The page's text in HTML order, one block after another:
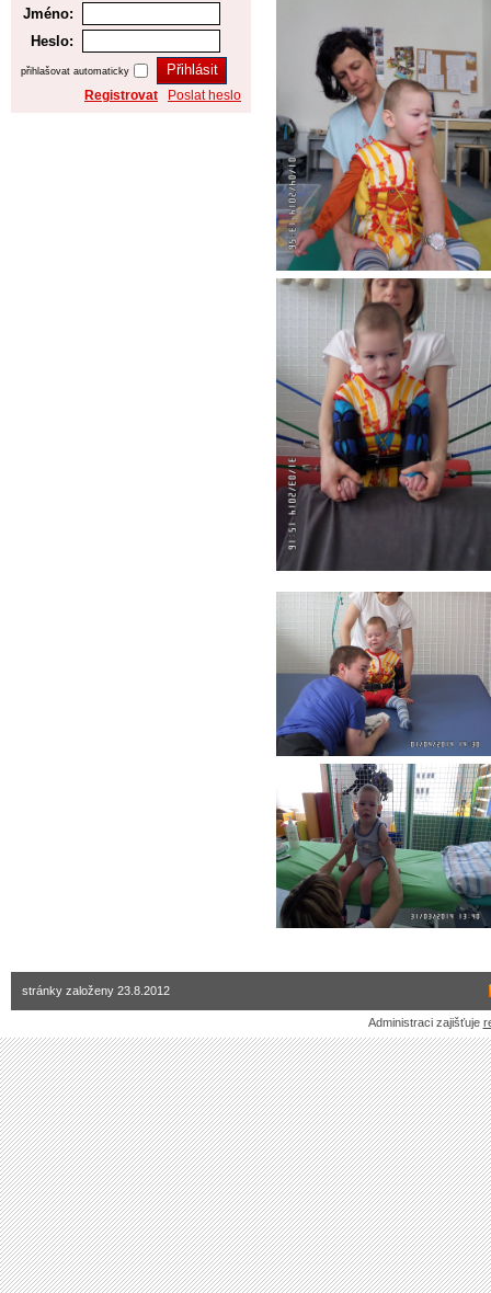
Jméno:
Heslo:
přihlašovat automaticky
Registrovat Poslat heslo
stránky založeny 23.8.2012
Administraci zajišťuje